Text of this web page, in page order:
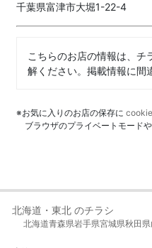
千葉県富津市大堀1-22-4
こちらのお店の情報は、
解ください。掲載情報に間
※お気に入りのお店の保存に cookie
ブラウザのプライベートモード
北海道・東北 のチラシ
北海道青森県岩手県宮城県秋田県